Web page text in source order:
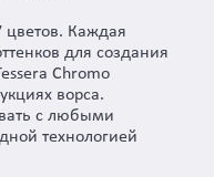
цветов. Каждая
для создания
Chromo
ворса.
с любыми
технологией